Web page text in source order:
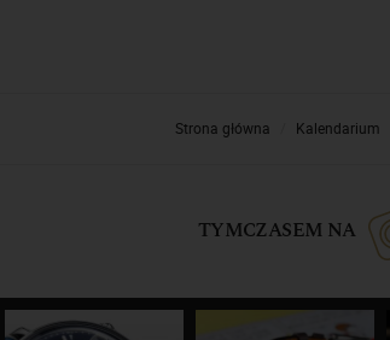
Strona główna Kalendarium
TYMCZASEM NA